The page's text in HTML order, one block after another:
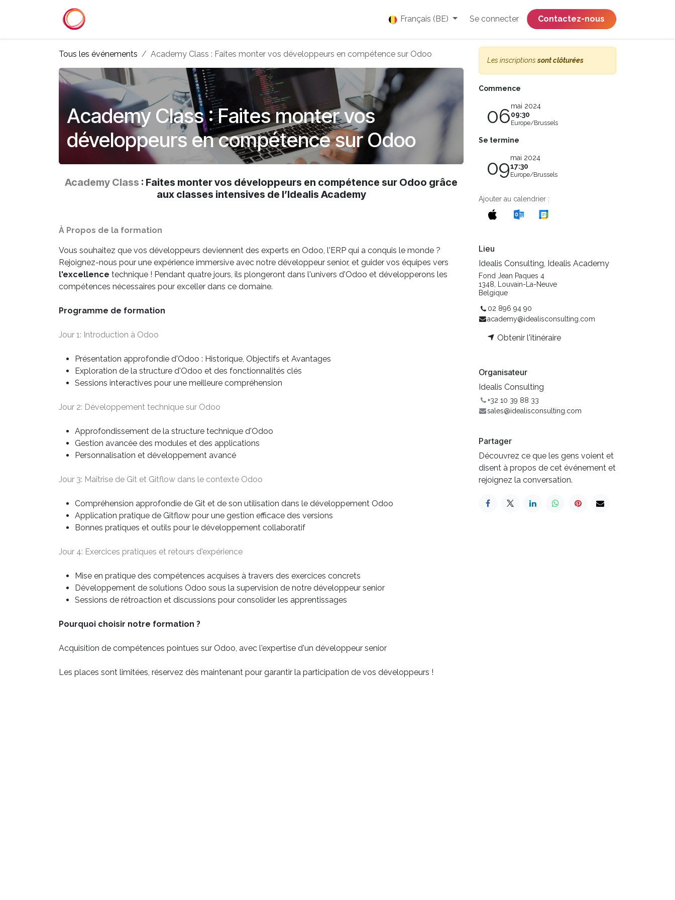
Français (BE) Se connecter ​​​​​​​​​​​​​​​​Contactez-nous
Tous les événements Academy Class : Faites monter vos développeurs en compétence sur Odoo
Academy Class : Faites monter vos
développeurs en compétence sur Odoo
Academy Class : Faites monter vos développeurs en compétence sur Odoo grâce
aux classes intensives de l’Idealis Academy
À Propos de la formation
Vous souhaitez que vos développeurs deviennent des experts en Odoo, l'ERP qui a conquis le monde ?
Rejoignez-nous pour une expérience immersive avec notre développeur senior, et guider vos équipes vers
l'excellence technique ! Pendant quatre jours, ils plongeront dans l'univers d'Odoo et développerons les
compétences nécessaires pour exceller dans ce domaine.
Programme de formation
Jour 1: Introduction à Odoo
Présentation approfondie d'Odoo : Historique, Objectifs et Avantages
Exploration de la structure d'Odoo et des fonctionnalités clés
Sessions interactives pour une meilleure compréhension
Jour 2: Développement technique sur Odoo
Approfondissement de la structure technique d'Odoo
Gestion avancée des modules et des applications
Personnalisation et développement avancé
Jour 3: Maîtrise de Git et Gitflow dans le contexte Odoo
Compréhension approfondie de Git et de son utilisation dans le développement Odoo
Application pratique de Gitflow pour une gestion efficace des versions
Bonnes pratiques et outils pour le développement collaboratif
Jour 4: Exercices pratiques et retours d'expérience
Mise en pratique des compétences acquises à travers des exercices concrets
Développement de solutions Odoo sous la supervision de notre développeur senior
Sessions de rétroaction et discussions pour consolider les apprentissages
Pourquoi choisir notre formation ?
Acquisition de compétences pointues sur Odoo, avec l'expertise d'un développeur senior
Les places sont limitées, réservez dès maintenant pour garantir la participation de vos développeurs !
Les inscriptionssont clôturées
Commence
06mai 2024
09:30
Europe/Brussels
Se termine
09mai 2024
17:30
Europe/Brussels
Ajouter au calendrier :
Lieu
Idealis Consulting, Idealis Academy
Fond Jean Paques 4
1348, Louvain-La-Neuve
Belgique
02 896 94 90
academy@idealisconsulting.com
Obtenir l'itinéraire
Organisateur
Idealis Consulting
+32 10 39 88 33
sales@idealisconsulting.com
Partager
Découvrez ce que les gens voient et
disent à propos de cet événement et
rejoignez la conversation.